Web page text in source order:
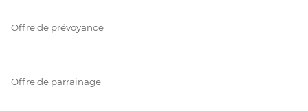
Offre de prévoyance
Offre de parrainage